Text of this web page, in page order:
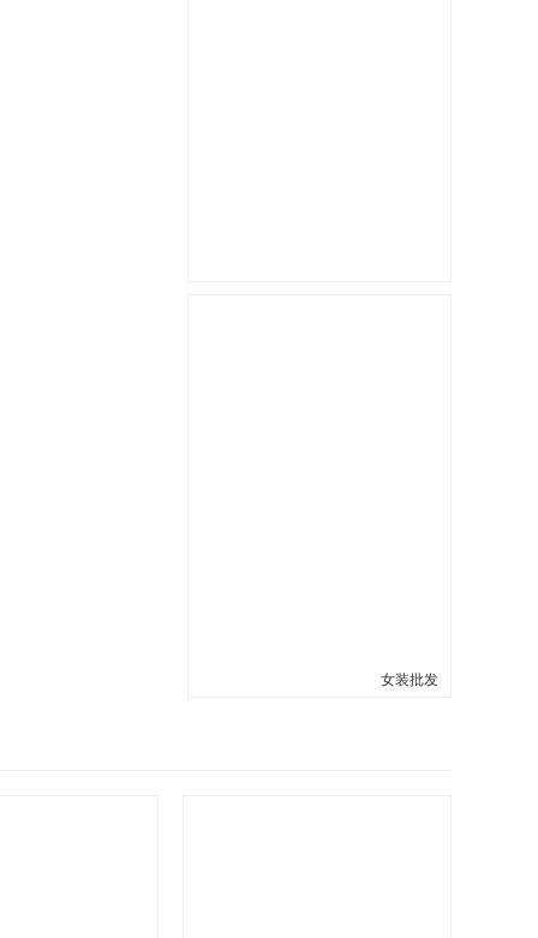
女装批发